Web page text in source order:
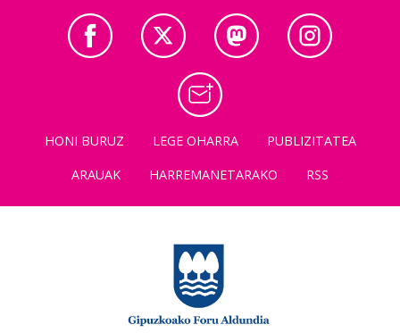
HONI BURUZ LEGE OHARRA
PUBLIZITATEA
ARAUAK
HARREMANETARAKO RSS